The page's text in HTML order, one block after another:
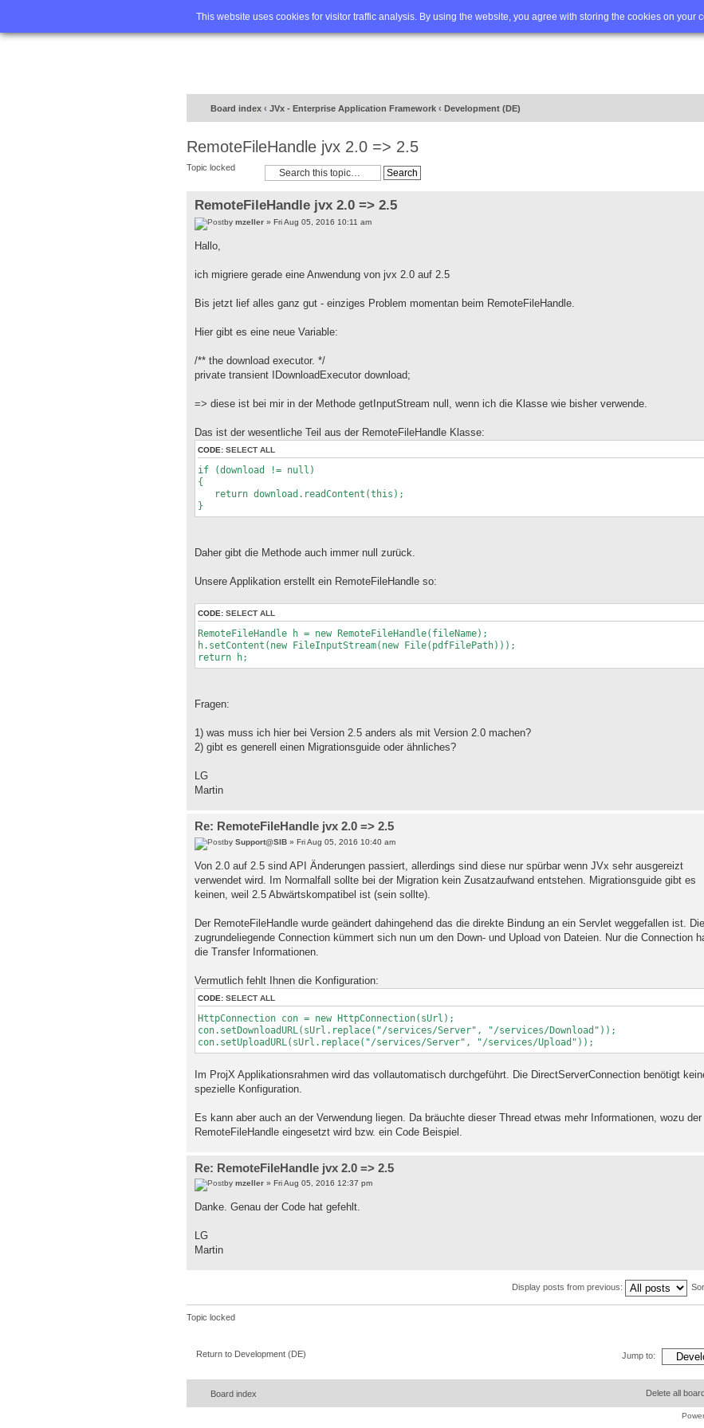
This website uses cookies for visitor traffic analysis. By using the website, you agree with storing the cookies on your
Home FAQ Advanced search
Board index ‹ JVx - Enterprise Application Framework ‹ Development (DE)
RemoteFileHandle jvx 2.0 => 2.5
Topic locked
RemoteFileHandle jvx 2.0 => 2.5
by mzeller » Fri Aug 05, 2016 10:11 am
Hallo,
ich migriere gerade eine Anwendung von jvx 2.0 auf 2.5
Bis jetzt lief alles ganz gut - einziges Problem momentan beim RemoteFileHandle.
Hier gibt es eine neue Variable:
/** the download executor. */
private transient IDownloadExecutor download;
=> diese ist bei mir in der Methode getInputStream null, wenn ich die Klasse wie bisher verwende.
Das ist der wesentliche Teil aus der RemoteFileHandle Klasse:
CODE: SELECT ALL
if (download != null)
{
return download.readContent(this);
}
Daher gibt die Methode auch immer null zurück.
Unsere Applikation erstellt ein RemoteFileHandle so:
CODE: SELECT ALL
RemoteFileHandle h = new RemoteFileHandle(fileName);
h.setContent(new FileInputStream(new File(pdfFilePath)));
return h;
Fragen:
1) was muss ich hier bei Version 2.5 anders als mit Version 2.0 machen?
2) gibt es generell einen Migrationsguide oder ähnliches?
LG
Martin
Re: RemoteFileHandle jvx 2.0 => 2.5
by Support@SIB » Fri Aug 05, 2016 10:40 am
Von 2.0 auf 2.5 sind API Änderungen passiert, allerdings sind diese nur spürbar wenn JVx sehr ausgereizt
verwendet wird. Im Normalfall sollte bei der Migration kein Zusatzaufwand entstehen. Migrationsguide gibt es
keinen, weil 2.5 Abwärtskompatibel ist (sein sollte).
Der RemoteFileHandle wurde geändert dahingehend das die direkte Bindung an ein Servlet weggefallen ist. Die
zugrundeliegende Connection kümmert sich nun um den Down- und Upload von Dateien. Nur die Connection
die Transfer Informationen.
Vermutlich fehlt Ihnen die Konfiguration:
CODE: SELECT ALL
HttpConnection con = new HttpConnection(sUrl);
con.setDownloadURL(sUrl.replace("/services/Server", "/services/Download"));
con.setUploadURL(sUrl.replace("/services/Server", "/services/Upload"));
Im ProjX Applikationsrahmen wird das vollautomatisch durchgeführt. Die DirectServerConnection benötigt
spezielle Konfiguration.
Es kann aber auch an der Verwendung liegen. Da bräuchte dieser Thread etwas mehr Informationen, wozu der
RemoteFileHandle eingesetzt wird bzw. ein Code Beispiel.
Re: RemoteFileHandle jvx 2.0 => 2.5
by mzeller » Fri Aug 05, 2016 12:37 pm
Danke. Genau der Code hat gefehlt.
LG
Martin
Display posts from previous:
Topic locked
Return to Development (DE) Jump to:
Board index Delete all